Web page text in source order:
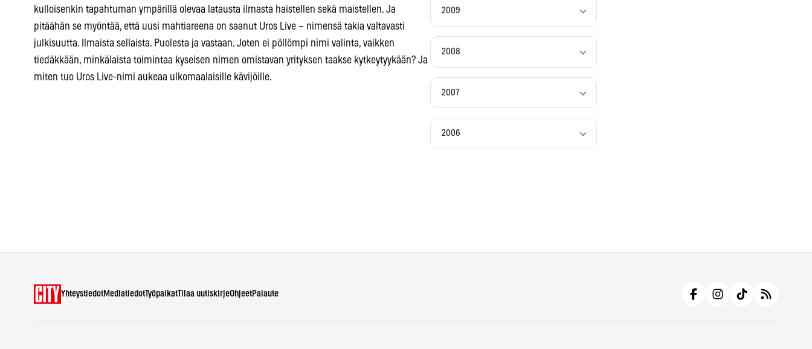
kulloisenkin tapahtuman ympärillä olevaa latausta ilmasta haistellen sekä maistellen. Ja
pitäähän se myöntää, että uusi mahtiareena on saanut Uros Live – nimensä takia valtavasti
julkisuutta. Ilmaista sellaista. Puolesta ja vastaan. Joten ei pöllömpi nimi valinta, vaikken
tiedäkkään, minkälaista toimintaa kyseisen nimen omistavan yrityksen taakse kytkeytyykään? Ja
miten tuo Uros Live-nimi aukeaa ulkomaalaisille kävijöille.
2009
2008
2007
2006
YhteystiedotMediatiedotTyöpaikatTilaa uutiskirjeOhjeetPalaute